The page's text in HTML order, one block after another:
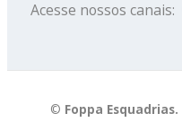
Acesse nossos canais:
© Foppa Esquadrias.